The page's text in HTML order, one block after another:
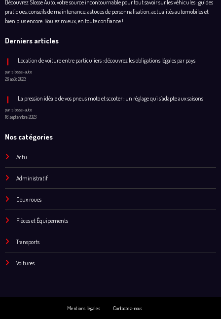
Découvrez Slosse Auto, votre source incontournable pour tout savoir sur les véhicules : guides
pratiques, conseils de maintenance, astuces de personnalisation, actualités automobiles et
bien plus encore. Roulez mieux, en toute confiance !
Derniers articles
Location de voiture entre particuliers : découvrez les obligations légales par pays
26 août 2023
Nos catégories
Actu
Administratif
Pièces et Équipements